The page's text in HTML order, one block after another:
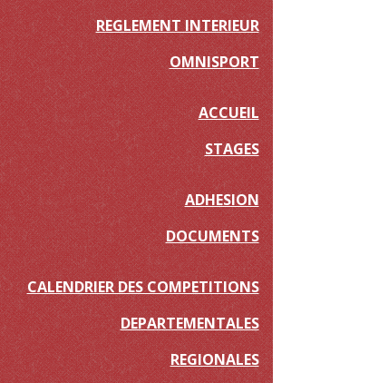
REGLEMENT INTERIEUR
OMNISPORT
ACCUEIL
STAGES
ADHESION
DOCUMENTS
CALENDRIER DES COMPETITIONS
DEPARTEMENTALES
REGIONALES